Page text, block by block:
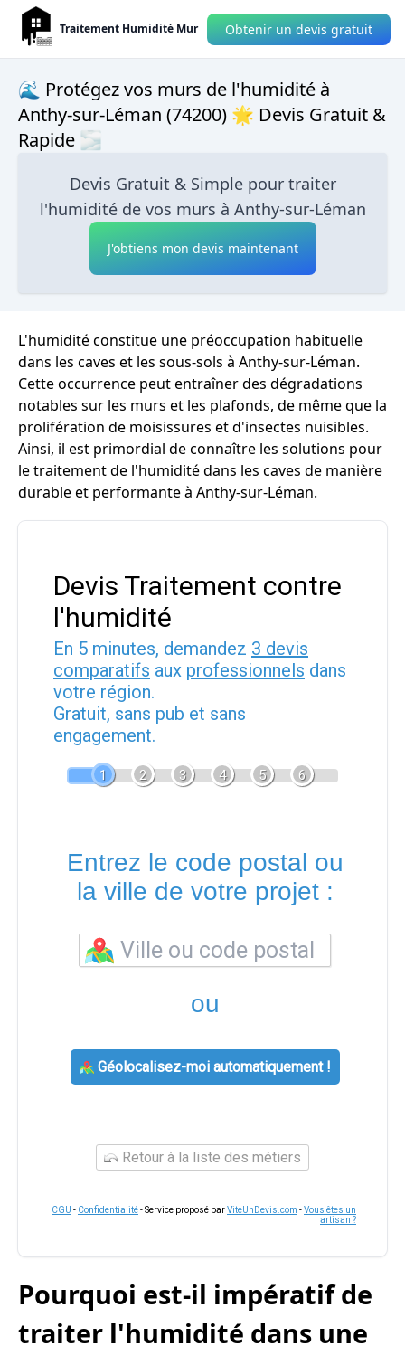
Traitement Humidité Mur Obtenir un devis gratuit
🌊 Protégez vos murs de l'humidité à
Anthy-sur-Léman (74200) 🌟 Devis Gratuit &
Rapide 🌫
Devis Gratuit & Simple pour traiter
l'humidité de vos murs à Anthy-sur-Léman
J'obtiens mon devis maintenant
L'humidité constitue une préoccupation habituelle
dans les caves et les sous-sols à Anthy-sur-Léman.
Cette occurrence peut entraîner des dégradations
notables sur les murs et les plafonds, de même que la
prolifération de moisissures et d'insectes nuisibles.
Ainsi, il est primordial de connaître les solutions pour
le traitement de l'humidité dans les caves de manière
durable et performante à Anthy-sur-Léman.
Devis Traitement contre
l'humidité
En 5 minutes, demandez 3 devis
comparatifs aux professionnels dans
votre région.
Gratuit, sans pub et sans
engagement.
1 2 3 4 5 6
Entrez le code postal ou
la ville de votre projet :
ou
Géolocalisez-moi automatiquement !
Retour à la liste des métiers
CGU - Confidentialité- Service proposé parViteUnDevis.com -Vous êtes un
artisan ?
Pourquoi est-il impératif de
traiter l'humidité dans une